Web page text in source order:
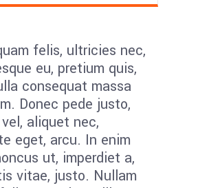
felis, ultricies nec,
eu, pretium quis,
consequat massa
Donec pede justo,
aliquet nec,
eget, arcu. In enim
ut, imperdiet a,
vitae, justo. Nullam